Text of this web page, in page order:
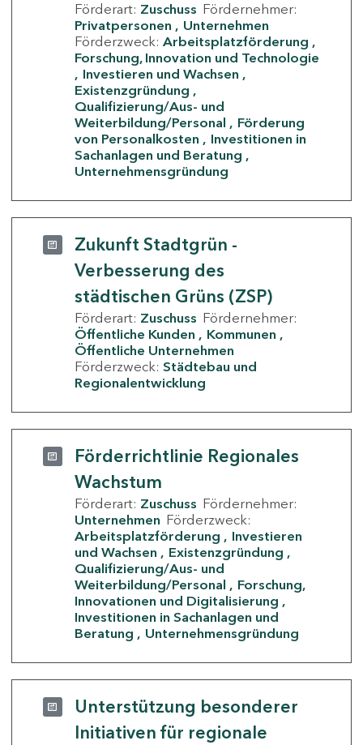
Förderart: Zuschuss Fördernehmer:
Privatpersonen
Unternehmen
Förderzweck: Arbeitsplatzförderung
Forschung, Innovation und Technologie
Investieren und Wachsen
Existenzgründung
Qualifizierung/Aus- und
Weiterbildung/Personal
Förderung
von Personalkosten
Investitionen in
Sachanlagen und Beratung
Unternehmensgründung
Zukunft Stadtgrün -
Verbesserung des
städtischen Grüns (ZSP)
Förderart: Zuschuss Fördernehmer:
Öffentliche Kunden
Kommunen
Öffentliche Unternehmen
Förderzweck: Städtebau und
Regionalentwicklung
Förderrichtlinie Regionales
Wachstum
Förderart: Zuschuss Fördernehmer:
Unternehmen Förderzweck:
Arbeitsplatzförderung
Investieren
und Wachsen
Existenzgründung
Qualifizierung/Aus- und
Weiterbildung/Personal
Forschung,
Innovationen und Digitalisierung
Investitionen in Sachanlagen und
Beratung
Unternehmensgründung
Unterstützung besonderer
Initiativen für regionale